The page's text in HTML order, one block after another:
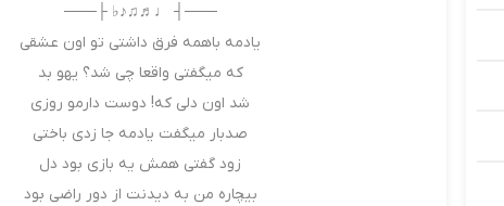
───┤ ♩♬♫♪♭ ├───
یادمه باهمه فرق داشتی تو اون عشقی
که میگفتی واقعا چی شد؟ یهو بد
شد اون دلی که! دوست دارمو روزی
صدبار میگفت یادمه جا زدی باختی
زود گفتی همش یه بازی بود دل
بیچاره من به دیدنت از دور راضی بود